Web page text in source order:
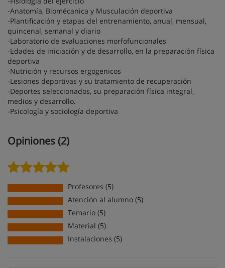
-Anatomía, Biomécanica y Musculación deportiva
-Plantificación y etapas del entrenamiento, anual, mensual,
quincenal, semanal y diario
-Laboratorio de evaluaciones morfofuncionales
-Edades de iniciación y de desarrollo, en la preparación física
deportiva
-Nutrición y recursos ergogenicos
-Lesiones deportivas y su tratamiento de recuperación
-Deportes seleccionados, su preparación física integral,
medios y desarrollo.
-Psicología y sociología deportiva
Opiniones (2)
Profesores (5)
Atención al alumno (5)
Temario (5)
Material (5)
Instalaciones (5)